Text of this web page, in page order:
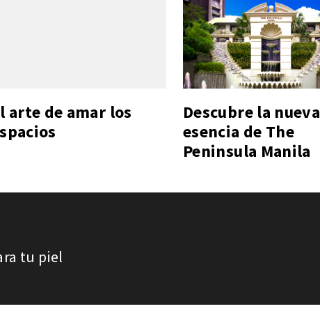
arte de amar los
Descubre la nueva
esencia de The
Peninsula Manila
tu piel